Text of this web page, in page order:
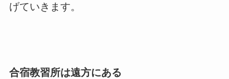
げていきます。
合宿教習所は遠方にある